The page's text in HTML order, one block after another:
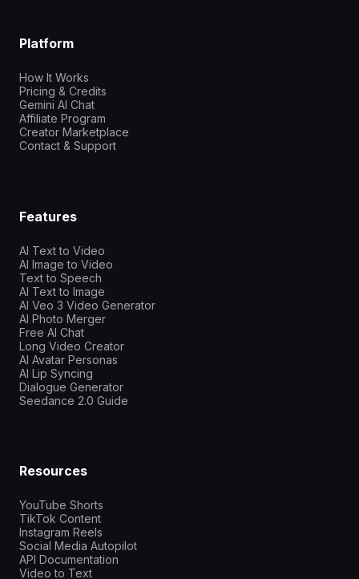
Platform
How It Works
Pricing & Credits
Gemini AI Chat
Affiliate Program
Creator Marketplace
Contact & Support
Features
AI Text to Video
AI Image to Video
Text to Speech
AI Text to Image
AI Veo 3 Video Generator
AI Photo Merger
Free AI Chat
Long Video Creator
AI Avatar Personas
AI Lip Syncing
Dialogue Generator
Seedance 2.0 Guide
Resources
YouTube Shorts
TikTok Content
Instagram Reels
Social Media Autopilot
API Documentation
Video to Text